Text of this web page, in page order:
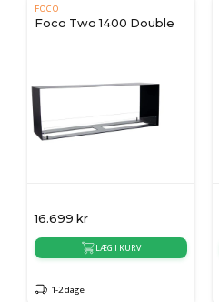
FOCO
Foco Two 1400 Double
16.699 kr
LÆG I KURV
1-2 dage